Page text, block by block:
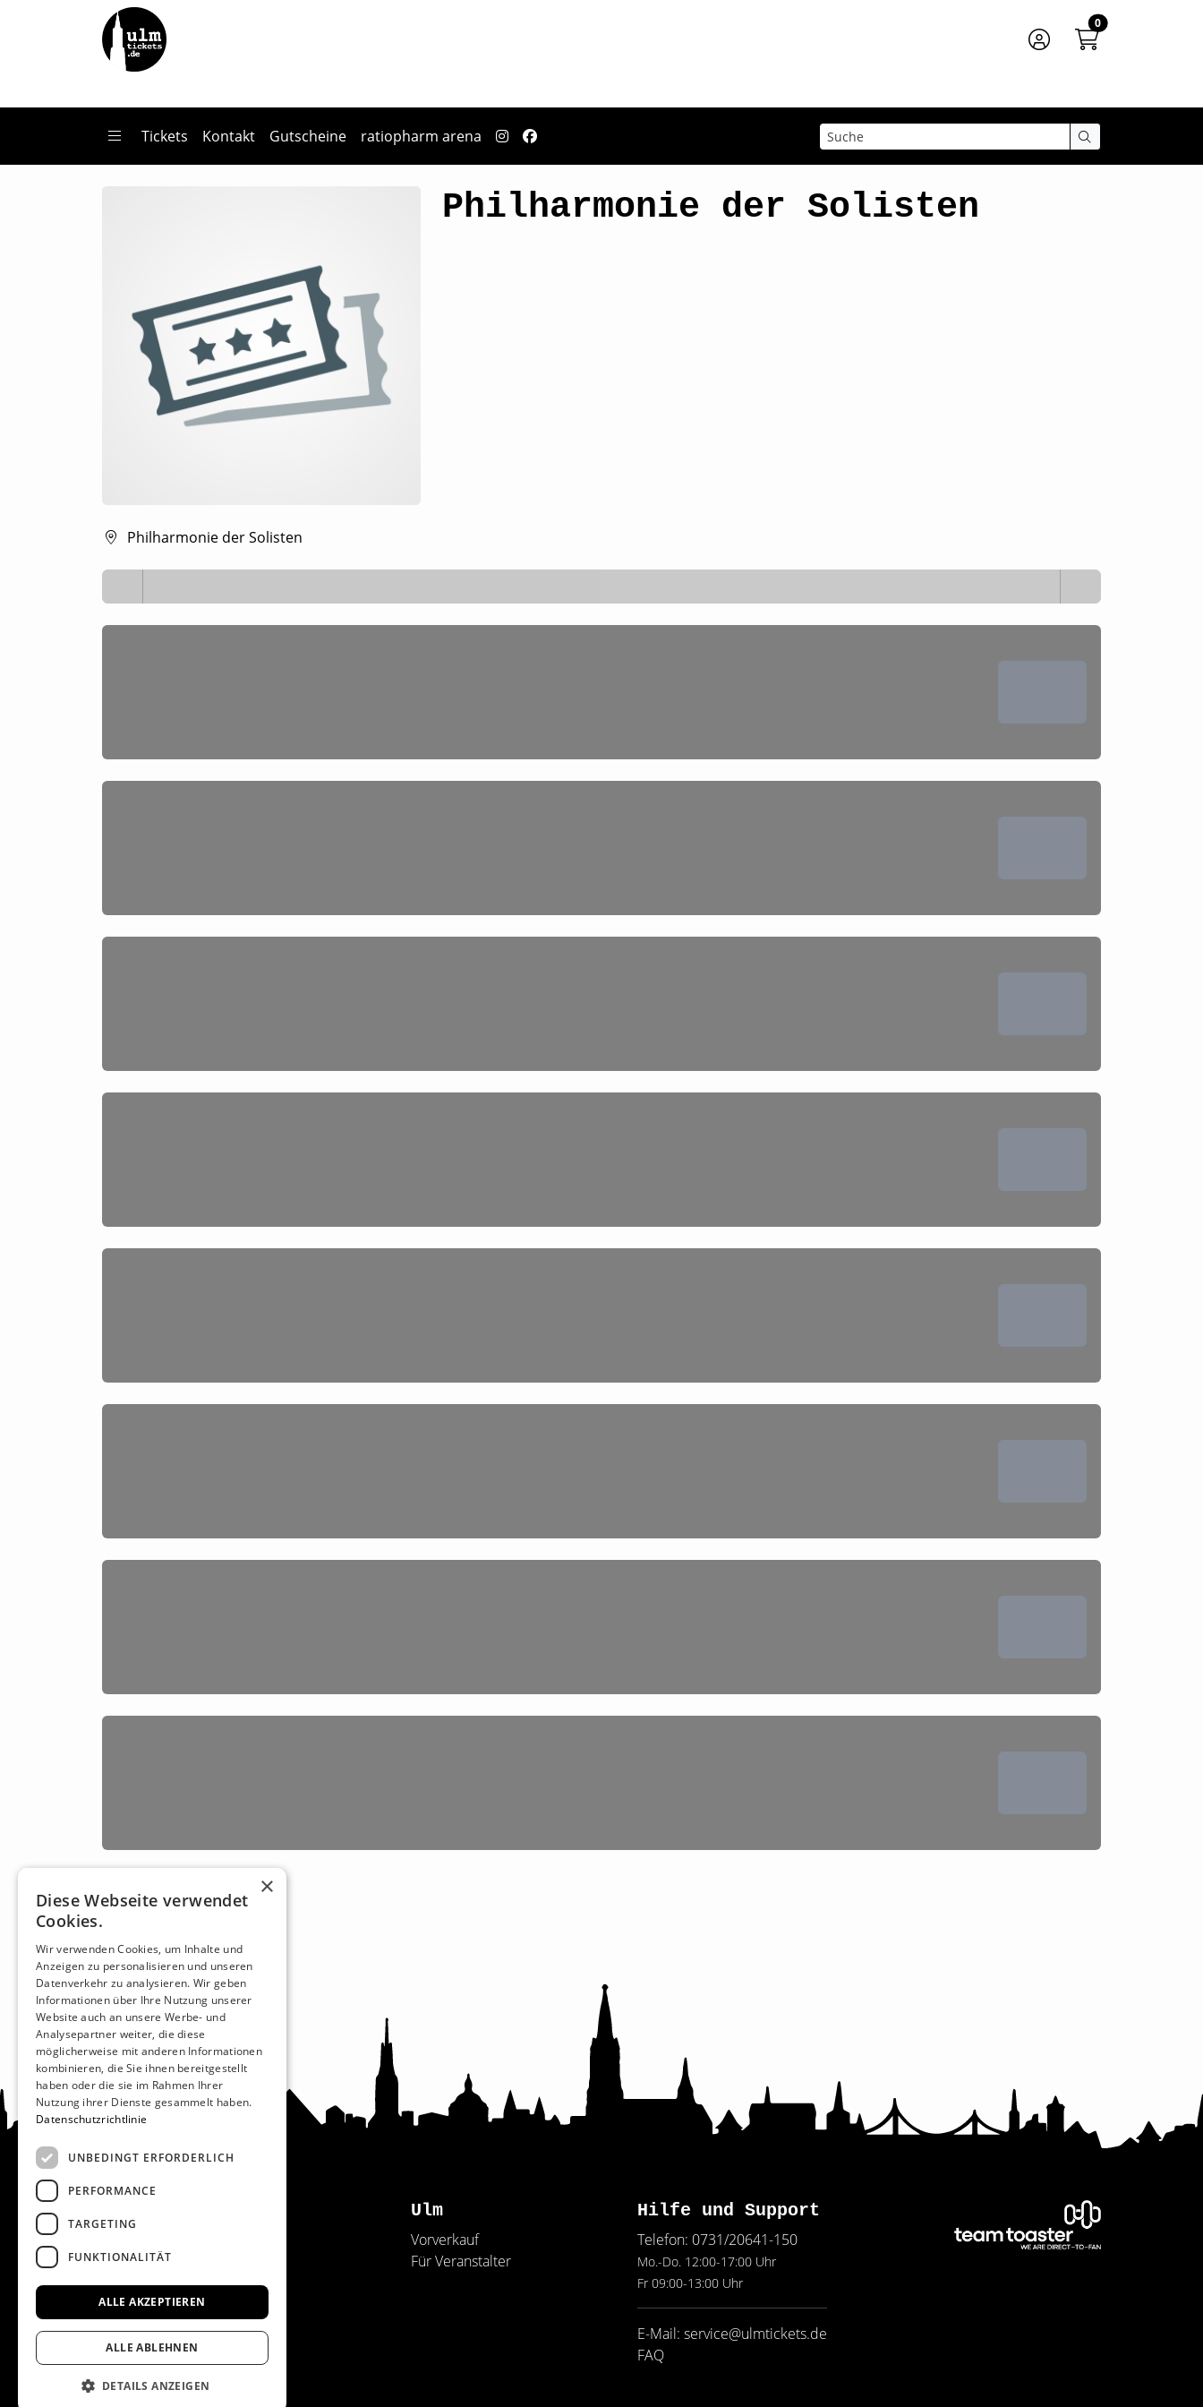
Zum Hauptinhalt springen 0
Tickets Kontakt Gutscheine ratiopharm arena
Veranstalter*innen
Philharmonie der Solisten
Philharmonie der Solisten
Philharmonie der Solisten
Lädt ...
Lädt ...
Impressum
Datenschutz
Ulm
Vorverkauf
Für Veranstalter
Hilfe und Support
Telefon: 0731/20641-150
Mo.-Do. 12:00-17:00 Uhr
Fr 09:00-13:00 Uhr
E-Mail: service@ulmtickets.de
FAQ
×
Diese Webseite verwendet
Cookies.
Wir verwenden Cookies, um Inhalte und
Anzeigen zu personalisieren und unseren
Datenverkehr zu analysieren. Wir geben
Informationen über Ihre Nutzung unserer
Website auch an unsere Werbe- und
Analysepartner weiter, die diese
möglicherweise mit anderen Informationen
kombinieren, die Sie ihnen bereitgestellt
haben oder die sie im Rahmen Ihrer
Nutzung ihrer Dienste gesammelt haben.
Datenschutzrichtlinie
UNBEDINGT ERFORDERLICH
PERFORMANCE
TARGETING
FUNKTIONALITÄT
ALLE AKZEPTIEREN
ALLE ABLEHNEN
DETAILS ANZEIGEN